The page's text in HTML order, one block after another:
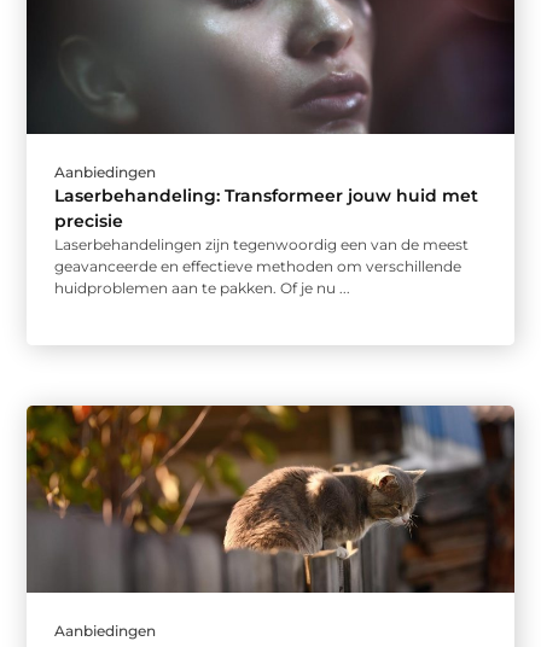
Aanbiedingen
Laserbehandeling: Transformeer jouw huid met
precisie
Laserbehandelingen zijn tegenwoordig een van de meest
geavanceerde en effectieve methoden om verschillende
huidproblemen aan te pakken. Of je nu ...
Aanbiedingen